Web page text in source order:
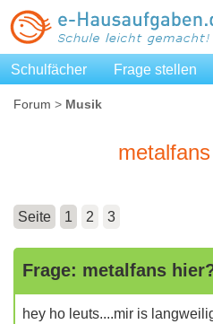
Schulfächer Frage stellen
Forum > Musik
Seite 1 2 3
Frage: metalfans
hey ho leuts....mir is